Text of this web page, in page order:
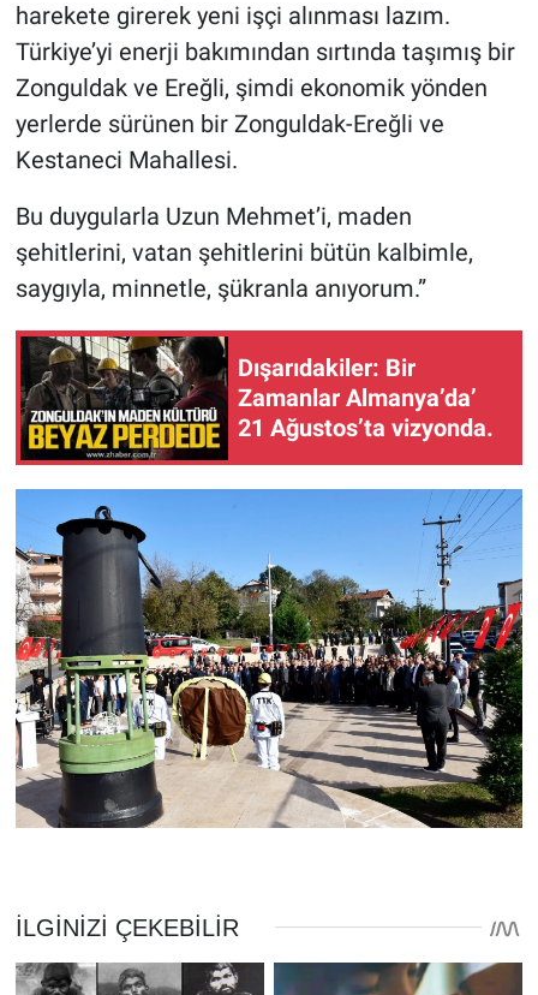
harekete girerek yeni işçi alınması lazım.
Türkiye’yi enerji bakımından sırtında taşımış bir
Zonguldak ve Ereğli, şimdi ekonomik yönden
yerlerde sürünen bir Zonguldak-Ereğli ve
Kestaneci Mahallesi.
Bu duygularla Uzun Mehmet’i, maden
şehitlerini, vatan şehitlerini bütün kalbimle,
saygıyla, minnetle, şükranla anıyorum.”
Dışarıdakiler: Bir
Zamanlar Almanya’da’
21 Ağustos’ta vizyonda.